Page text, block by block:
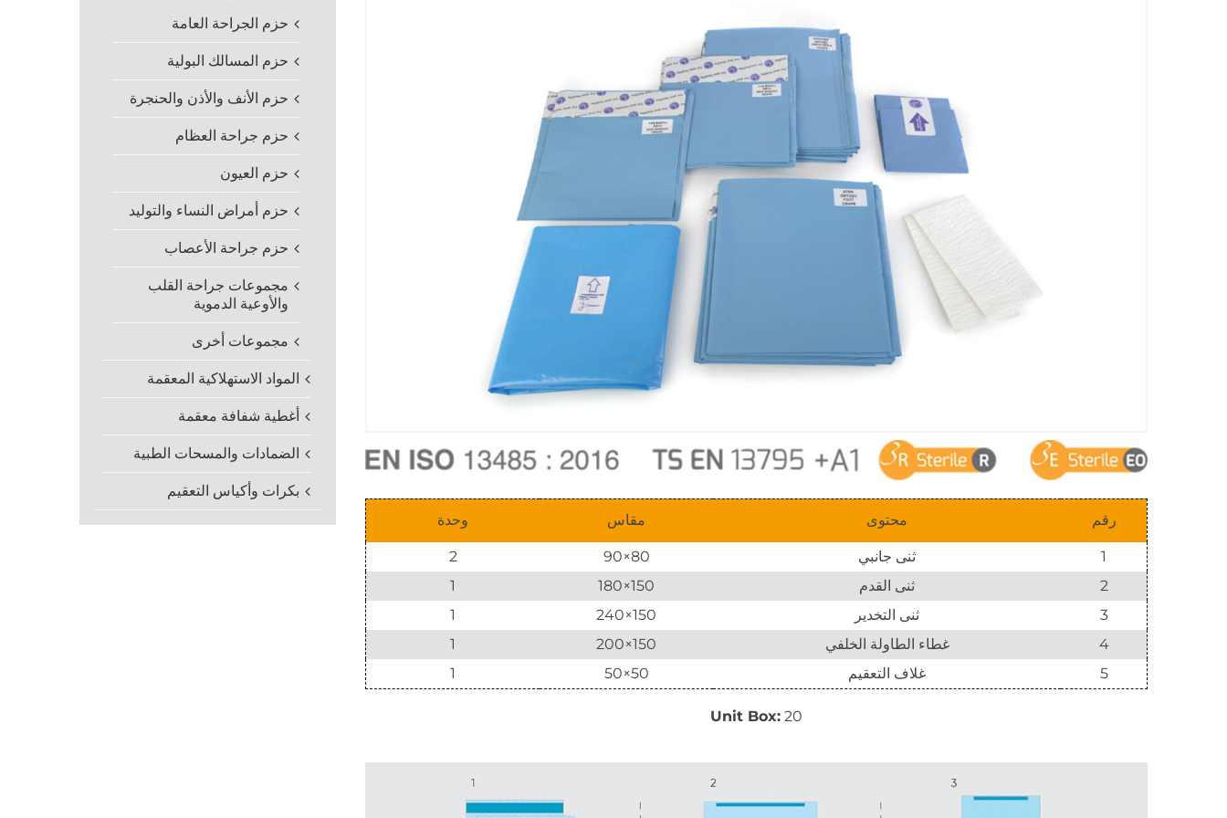
رقم محتوى مقاس وحدة
1 ثنى جانبي 80×90
2
2
ثنى القدم 150×180
1
3
ثنى التخدير 150×240
1
4
غطاء الطاولة الخلفي 150×200
1
5
غلاف التعقيم 50×50
1
Unit Box:20
حزم الجراحة العامة
حزم المسالك البولية
حزم الأنف والأذن والحنجرة
حزم جراحة العظام
حزم العيون
حزم أمراض النساء والتوليد
حزم جراحة الأعصاب
مجموعات جراحة القلب
والأوعية الدموية
مجموعات أخرى
المواد الاستهلاكية المعقمة
أغطية شفافة معقمة
الضمادات والمسحات الطبية
بكرات وأكياس التعقيم